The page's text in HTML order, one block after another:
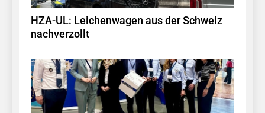
HZA-UL: Leichenwagen aus der Schweiz
nachverzollt